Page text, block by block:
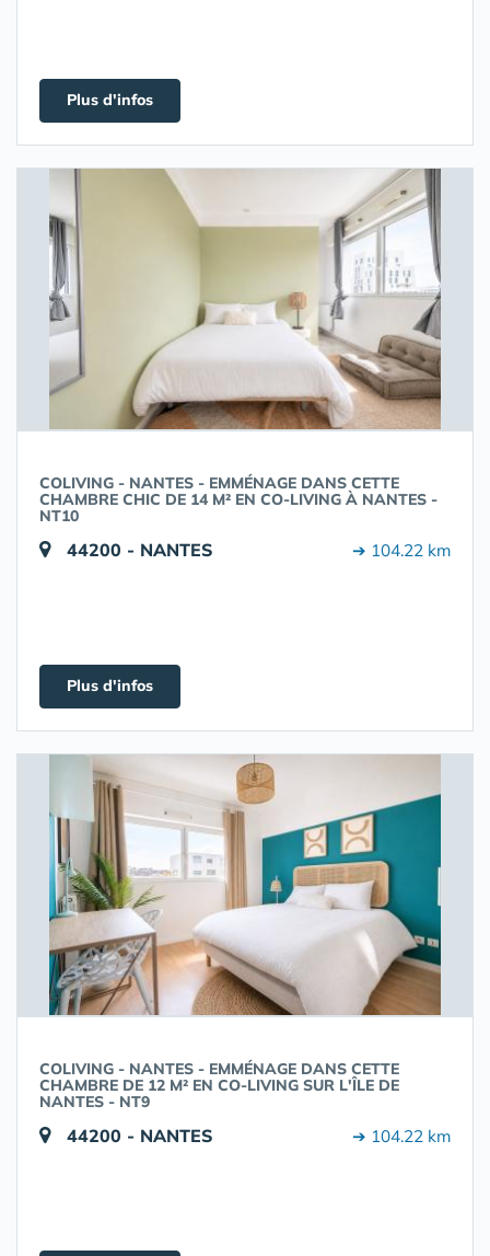
Plus d'infos
COLIVING - NANTES - EMMÉNAGE DANS CETTE
CHAMBRE CHIC DE 14 M² EN CO-LIVING À NANTES -
NT10
44200 - NANTES ➔ 104.22 km
Plus d'infos
COLIVING - NANTES - EMMÉNAGE DANS CETTE
CHAMBRE DE 12 M² EN CO-LIVING SUR L'ÎLE DE
NANTES - NT9
44200 - NANTES ➔ 104.22 km